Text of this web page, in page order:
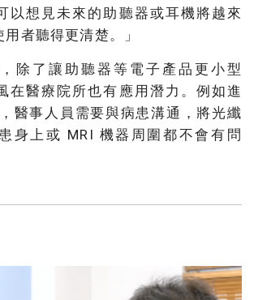
以想見未來的助聽器或耳機將越來
者聽得更清楚。」
除了讓助聽器等電子產品更小型
在醫療院所也有應用潛力。例如進
醫事人員需要與病患溝通，將光纖
身上或 MRI 機器周圍都不會有問